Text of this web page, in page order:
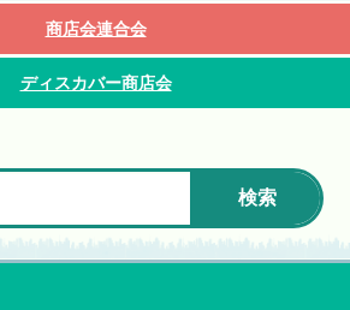
商店会連合会
ディスカバー商店会
検索